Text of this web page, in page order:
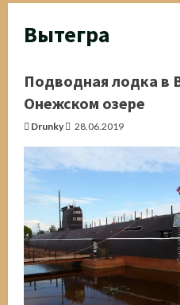
Вытегра
Подводная лодка в
Онежском озере
Drunky 28.06.2019